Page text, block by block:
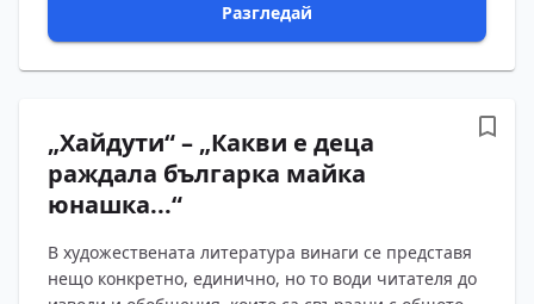
Разгледай
„Хайдути“ – „Какви е деца
раждала българка майка
юнашка...“
В художествената литература винаги се представя
нещо конкретно, единично, но то води читателя до